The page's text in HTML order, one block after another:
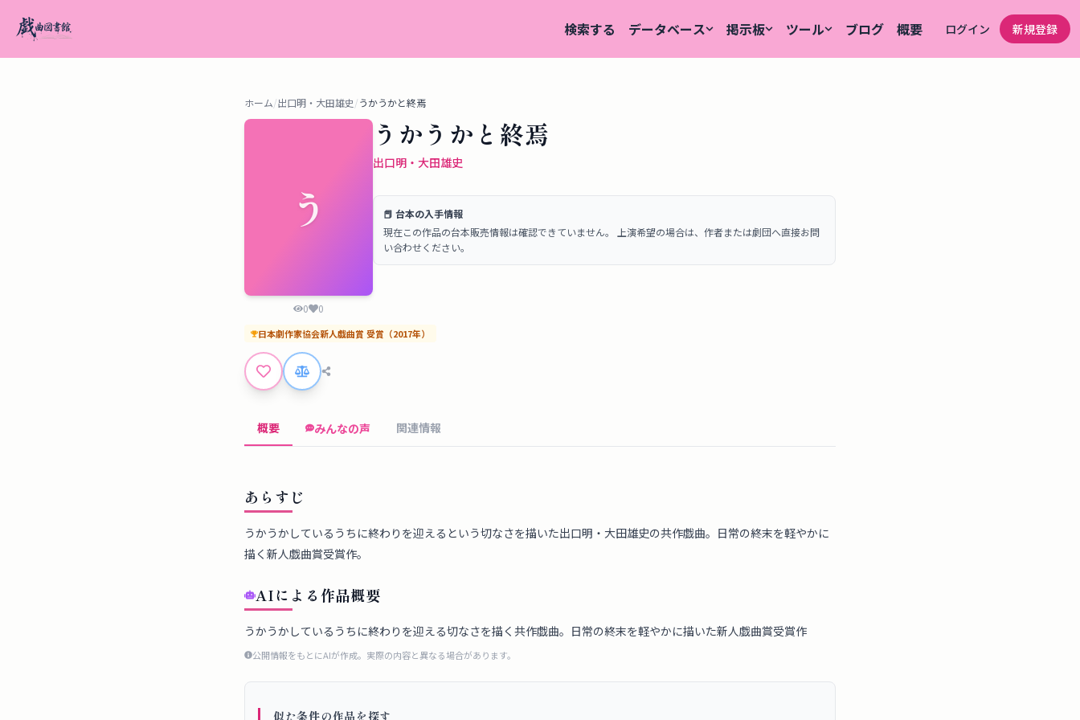
検索する データベース 掲示板 ツール ブログ 概要 ログイン 新規登録
ホーム/出口明・大田雄史/うかうかと終焉
う
0 0
うかうかと終焉
出口明・大田雄史
📕 台本の入手情報
現在この作品の台本販売情報は確認できていません。 上演希望の場合は、作者または劇団へ直接お問
い合わせください。
日本劇作家協会新人戯曲賞 受賞 （2017年）
概要 みんなの声 関連情報
あらすじ
うかうかしているうちに終わりを迎えるという切なさを描いた出口明・大田雄史の共作戯曲。日常の終末を軽やかに
描く新人戯曲賞受賞作。
AIによる作品概要
うかうかしているうちに終わりを迎える切なさを描く共作戯曲。日常の終末を軽やかに描いた新人戯曲賞受賞作
公開情報をもとにAIが作成。実際の内容と異なる場合があります。
似た条件の作品を探す